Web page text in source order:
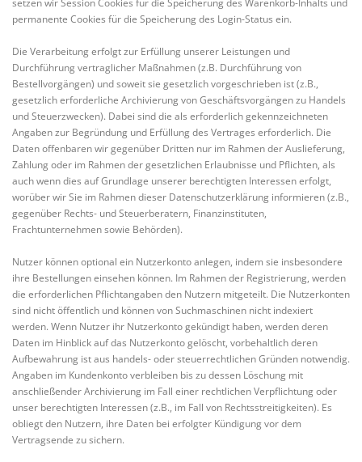
permanente Cookies für die Speicherung des Login-Status ein.
Die Verarbeitung erfolgt zur Erfüllung unserer Leistungen und
Durchführung vertraglicher Maßnahmen (z.B. Durchführung von
Bestellvorgängen) und soweit sie gesetzlich vorgeschrieben ist (z.B.,
gesetzlich erforderliche Archivierung von Geschäftsvorgängen zu Handels
und Steuerzwecken). Dabei sind die als erforderlich gekennzeichneten
Angaben zur Begründung und Erfüllung des Vertrages erforderlich. Die
Daten offenbaren wir gegenüber Dritten nur im Rahmen der Auslieferung,
Zahlung oder im Rahmen der gesetzlichen Erlaubnisse und Pflichten, als
auch wenn dies auf Grundlage unserer berechtigten Interessen erfolgt,
worüber wir Sie im Rahmen dieser Datenschutzerklärung informieren (z.B.,
gegenüber Rechts- und Steuerberatern, Finanzinstituten,
Frachtunternehmen sowie Behörden).
Nutzer können optional ein Nutzerkonto anlegen, indem sie insbesondere
ihre Bestellungen einsehen können. Im Rahmen der Registrierung, werden
die erforderlichen Pflichtangaben den Nutzern mitgeteilt. Die Nutzerkonten
sind nicht öffentlich und können von Suchmaschinen nicht indexiert
werden. Wenn Nutzer ihr Nutzerkonto gekündigt haben, werden deren
Daten im Hinblick auf das Nutzerkonto gelöscht, vorbehaltlich deren
Aufbewahrung ist aus handels- oder steuerrechtlichen Gründen notwendig.
Angaben im Kundenkonto verbleiben bis zu dessen Löschung mit
anschließender Archivierung im Fall einer rechtlichen Verpflichtung oder
unser berechtigten Interessen (z.B., im Fall von Rechtsstreitigkeiten). Es
obliegt den Nutzern, ihre Daten bei erfolgter Kündigung vor dem
Vertragsende zu sichern.